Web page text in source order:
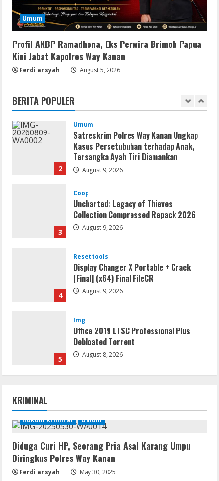
Umum
Profil AKBP Ramadhona, Eks Perwira Brimob Papua
Kini Jabat Kapolres Way Kanan
Ferdi ansyah August 5, 2026
BERITA POPULER
5
Img
Office 2019 LTSC Professional Plus
Debloated Tоrrеnt
1
Movies
2
Umum
Satreskrim Polres Way Kanan Ungkap
Kasus Persetubuhan terhadap Anak,
Tersangka Ayah Tiri Diamankan
August 9, 2026
3
Coop
Uncharted: Legacy of Thieves
Collection Compressed Repack 2026
August 9, 2026
4
Resettools
Display Changer X Portable + Crack
[Final] (x64) Final FileCR
August 9, 2026
5
Img
Office 2019 LTSC Professional Plus
Debloated Tоrrеnt
August 8, 2026
1
August 9, 2026
Umum
Satreskrim Polres Way Kanan Ungkap
Kasus Persetubuhan terhadap Anak,
Tersangka Ayah Tiri Diamankan
KRIMINAL
Hukum Kriminal Umum
Diduga Curi HP, Seorang Pria Asal Karang Umpu
Diringkus Polres Way Kanan
Ferdi ansyah May 30, 2025